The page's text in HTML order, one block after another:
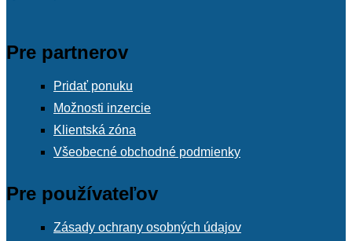
Pre partnerov
Pridať ponuku
Možnosti inzercie
Klientská zóna
Všeobecné obchodné podmienky
Pre používateľov
Zásady ochrany osobných údajov